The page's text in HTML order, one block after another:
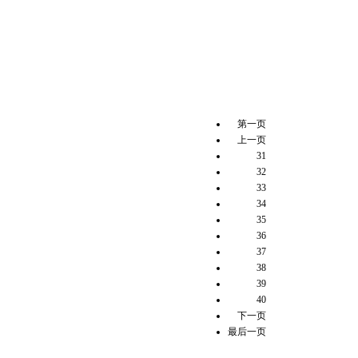
第一页
上一页
31
32
33
34
35
36
37
38
39
40
下一页
最后一页